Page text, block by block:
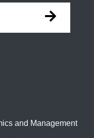
and Management